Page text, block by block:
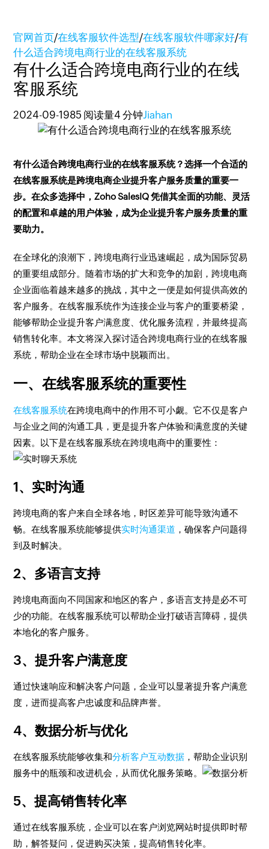
官网首页/在线客服软件选型/在线客服软件哪家好/有
什么适合跨境电商行业的在线客服系统
有什么适合跨境电商行业的在线
客服系统
2024-09-1985 阅读量4 分钟Jiahan
有什么适合跨境电商行业的在线客服系统？选择一个合适的
在线客服系统是跨境电商企业提升客户服务质量的重要一
步。在众多选择中，Zoho SalesIQ 凭借其全面的功能、灵活
的配置和卓越的用户体验，成为企业提升客户服务质量的重
要助力。
在全球化的浪潮下，跨境电商行业迅速崛起，成为国际贸易
的重要组成部分。随着市场的扩大和竞争的加剧，跨境电商
企业面临着越来越多的挑战，其中之一便是如何提供高效的
客户服务。在线客服系统作为连接企业与客户的重要桥梁，
能够帮助企业提升客户满意度、优化服务流程，并最终提高
销售转化率。本文将深入探讨适合跨境电商行业的在线客服
系统，帮助企业在全球市场中脱颖而出。
一、在线客服系统的重要性
在线客服系统在跨境电商中的作用不可小觑。它不仅是客户
与企业之间的沟通工具，更是提升客户体验和满意度的关键
因素。以下是在线客服系统在跨境电商中的重要性：
1、实时沟通
跨境电商的客户来自全球各地，时区差异可能导致沟通不
畅。在线客服系统能够提供实时沟通渠道 ，确保客户问题得
到及时解决。
2、多语言支持
跨境电商面向不同国家和地区的客户，多语言支持是必不可
少的功能。在线客服系统可以帮助企业打破语言障碍，提供
本地化的客户服务。
3、提升客户满意度
通过快速响应和解决客户问题，企业可以显著提升客户满意
度，进而提高客户忠诚度和品牌声誉。
4、数据分析与优化
在线客服系统能够收集和分析客户互动数据 ，帮助企业识别
服务中的瓶颈和改进机会，从而优化服务策略。
5、提高销售转化率
通过在线客服系统，企业可以在客户浏览网站时提供即时帮
助，解答疑问，促进购买决策，提高销售转化率。